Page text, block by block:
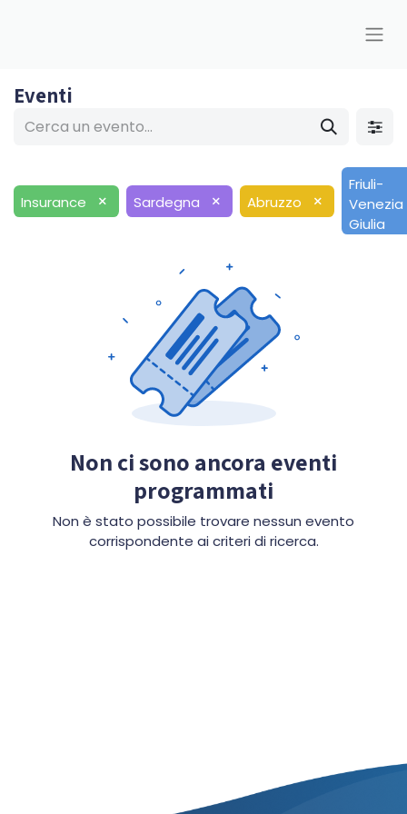
Eventi
Insurance × Sardegna × Abruzzo ×
Friuli-
Venezia
Giulia
Non ci sono ancora eventi
programmati
Non è stato possibile trovare nessun evento
corrispondente ai criteri di ricerca.